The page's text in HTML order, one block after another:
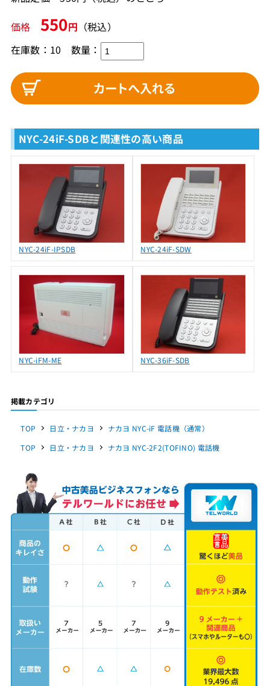
価格 550円 （税込）
在庫数：10 数量：
NYC-24iF-SDBと関連性の高い商品
NYC-24iF-IPSDB NYC-24iF-SDW
NYC-iFM-ME NYC-36iF-SDB
掲載カテゴリ
TOP 日立・ナカヨ
ナカヨ NYC-iF 電話機（通常）
TOP
日立・ナカヨ ナカヨ NYC-2F2(TOFINO) 電話機